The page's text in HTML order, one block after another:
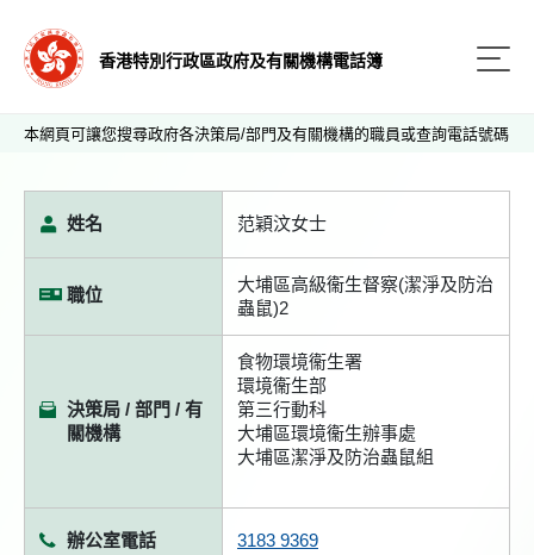
香港特別行政區政府及有關機構電話簿
本網頁可讓您搜尋政府各決策局/部門及有關機構的職員或查詢電話號碼
姓名 范穎汶女士
職位
大埔區高級衞生督察(潔淨及防治
蟲鼠)2
決策局 / 部門 / 有
關機構
食物環境衞生署
環境衞生部
第三行動科
大埔區環境衞生辦事處
大埔區潔淨及防治蟲鼠組
辦公室電話 3183 9369